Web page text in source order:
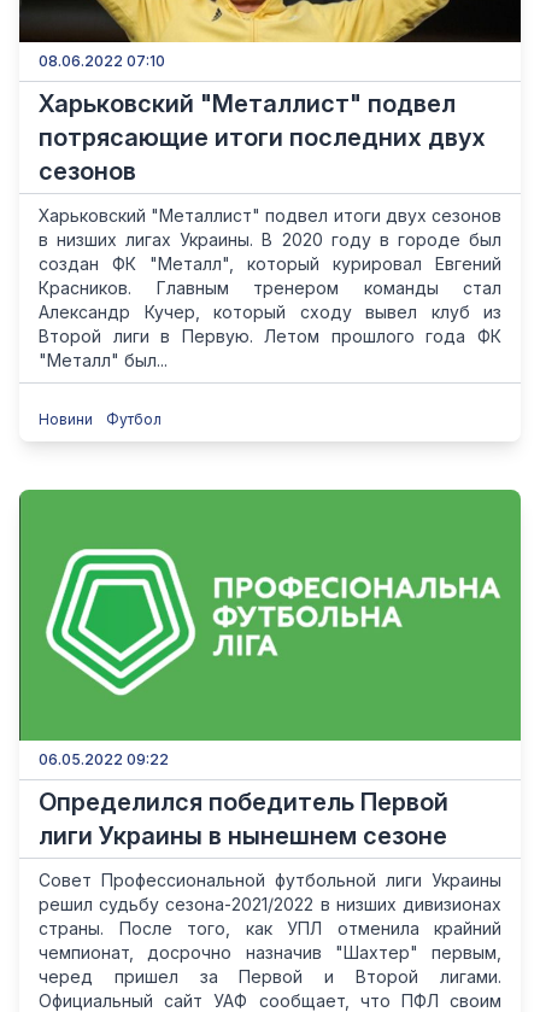
08.06.2022 07:10
Харьковский "Металлист" подвел
потрясающие итоги последних двух
сезонов
Харьковский "Металлист" подвел итоги двух сезонов
в низших лигах Украины. В 2020 году в городе был
создан ФК "Металл", который курировал Евгений
Красников. Главным тренером команды стал
Александр Кучер, который сходу вывел клуб из
Второй лиги в Первую. Летом прошлого года ФК
"Металл" был...
Новини Футбол
06.05.2022 09:22
Определился победитель Первой
лиги Украины в нынешнем сезоне
Совет Профессиональной футбольной лиги Украины
решил судьбу сезона-2021/2022 в низших дивизионах
страны. После того, как УПЛ отменила крайний
чемпионат, досрочно назначив "Шахтер" первым,
черед пришел за Первой и Второй лигами.
Официальный сайт УАФ сообщает, что ПФЛ своим